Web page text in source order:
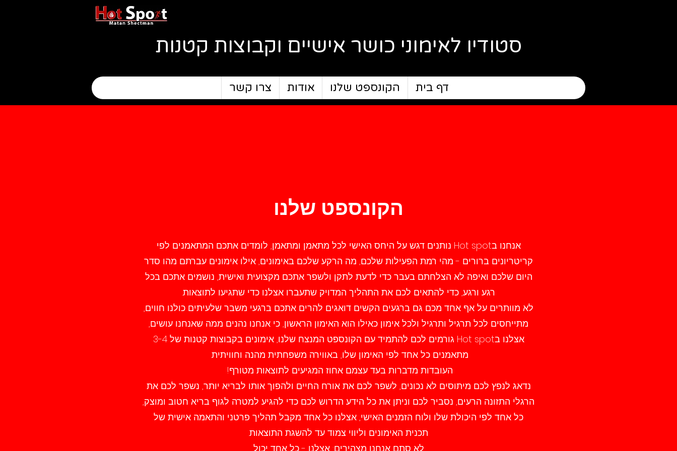
סטודיו לאימוני כושר אישיים וקבוצות קטנות
דף בית הקונספט שלנו אודות צרו קשר
הקונספט שלנו
אנחנו בHot spot נותנים דגש על היחס האישי לכל מתאמן ומתאמן, לומדים אתכם המתאמנים לפי
קריטריונים ברורים - מהי רמת הפעילות שלכם, מה הרקע שלכם באימונים, אילו אימונים עברתם מהו סדר
היום שלכם ואיפה לא הצלחתם בעבר כדי לדעת לתקן ולשפר אתכם מקצועית ואישית, נושמים אתכם בכל
רגע ורגע, כדי להתאים לכם את התהליך המדויק שתעברו אצלנו כדי שתגיעו לתוצאות.
לא מוותרים על אף אחד מכם גם ברגעים הקשים דואגים להרים אתכם ברגעי משבר שלעיתים כולנו חווים,
מתייחסים לכל תרגיל ותרגיל ולכל אימון כאילו הוא האימון הראשון, כי אנחנו נהנים ממה שאנחנו עושים,
אצלנו בHot spot גורמים לכם להתמיד עם הקונספט המנצח שלנו, אימונים בקבוצות קטנות של 3-4
מתאמנים כל אחד לפי האימון שלו, באווירה משפחתית מהנה וחוויתית.
העובדות מדברות בעד עצמם אחוז המגיעים לתוצאות מטורף!
נדאג לנפץ לכם מיתוסים לא נכונים, לשפר לכם את אורח החיים ולהפוך אותו לבריא יותר, נשפר לכם את
הרגלי התזונה הרעים, נסביר לכם וניתן את כל הידע הדרוש לכם כדי להגיע למטרה לגוף בריא חטוב ומוצק,
כל אחד לפי היכולת שלו ולוח הזמנים האישי, אצלנו כל אחד מקבל תהליך פרטני והתאמה אישית של
תכנית האימונים וליווי צמוד עד להשגת התוצאות.
לא סתם אנחנו מצהירים: אצלנו - כל אחד יכול.